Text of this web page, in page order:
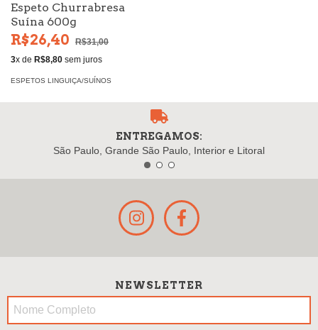
Espeto Churrabresa
Suína 600g
R$26,40
R$31,00
3x de R$8,80 sem juros
ESPETOS LINGUIÇA/SUÍNOS
ENTREGAMOS:
São Paulo, Grande São Paulo, Interior e Litoral
NEWSLETTER